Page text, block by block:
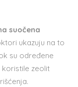
suočena
ukazuju na to
su određene
koristile zeolit